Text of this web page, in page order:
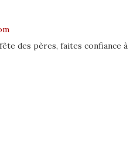
des pères, faites confiance à